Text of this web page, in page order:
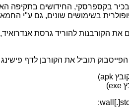
בקספרסקי, החידושים בתקיפה
בשימושים שונים, גם ע"י
את הקורבנות להוריד גרסת
תוביל את הקורבן לדף פישינג המכיל 2
apk
)
exe
)
: